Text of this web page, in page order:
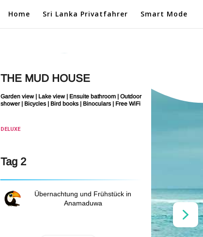
Home Sri Lanka Privatfahrer Smart Mode
THE MUD HOUSE
Garden view | Lake view | Ensuite bathroom | Outdoor
shower | Bicycles | Bird books | Binoculars | Free WiFi
DELUXE
Tag 2
Übernachtung und Frühstück in
Anamaduwa